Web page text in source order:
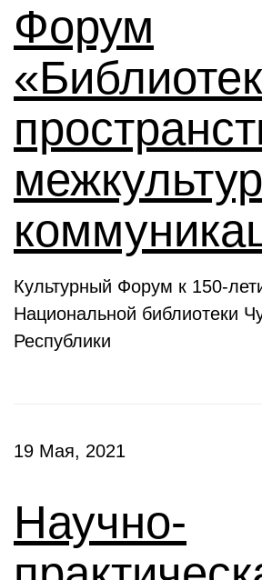
Форум
Культурный Форум к 150-
Национальной библиотеки
Республики
19 Мая, 2021
Научно-